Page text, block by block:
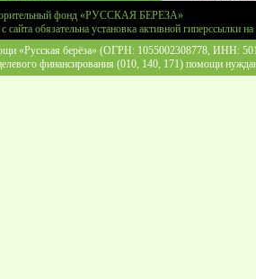
фонд «РУССКАЯ БЕРЕЗА»
обязательна установка активной гиперссылки
«Русская берёза» (ОГРН: 1055002308778, ИНН:
финансирования (010, 140, 171) помощи